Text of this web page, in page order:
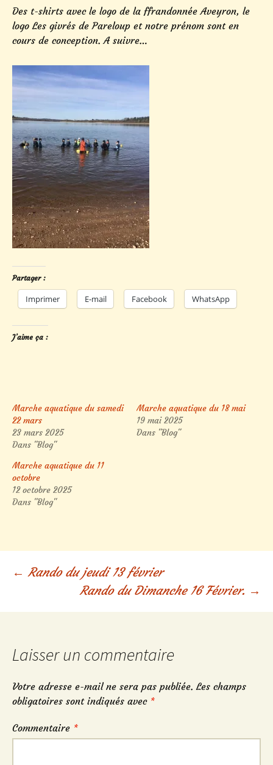
Des t-shirts avec le logo de la ffrandonnée Aveyron, le
logo Les givrés de Pareloup et notre prénom sont en
cours de conception. A suivre…
Partager :
Imprimer E-mail Facebook WhatsApp
J’aime ça :
Marche aquatique du samedi
22 mars
23 mars 2025
Dans "Blog"
Marche aquatique du 18 mai
19 mai 2025
Dans "Blog"
Marche aquatique du 11
octobre
12 octobre 2025
Dans "Blog"
Navigation
des
articles
← Rando du jeudi 13 février
Rando du Dimanche 16 Février. →
Laisser un commentaire
Votre adresse e-mail ne sera pas publiée. Les champs
obligatoires sont indiqués avec *
Commentaire *